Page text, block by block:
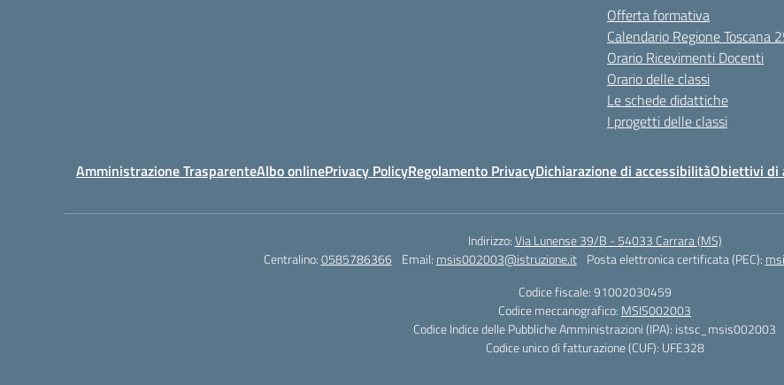
Offerta formativa
Calendario Regione Toscana
Orario Ricevimenti Docenti
Orario delle classi
Le schede didattiche
I progetti delle classi
Amministrazione TrasparenteAlbo onlinePrivacy PolicyRegolamento PrivacyDichiarazione di accessibilitàObiettivi di
Indirizzo:Via Lunense 39/B - 54033 Carrara (MS)
Centralino:0585786366 Email: msis002003@istruzione.it Posta elettronica certificata (PEC):
Codice fiscale: 91002030459
Codice meccanografico: MSIS002003
Codice Indice delle Pubbliche Amministrazioni (IPA): istsc_msis002003
Codice unico di fatturazione (CUF): UFE328